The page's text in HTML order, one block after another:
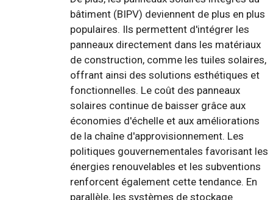
bâtiment (BIPV) deviennent de plus en plus
populaires. Ils permettent d'intégrer les
panneaux directement dans les matériaux
de construction, comme les tuiles solaires,
offrant ainsi des solutions esthétiques et
fonctionnelles. Le coût des panneaux
solaires continue de baisser grâce aux
économies d'échelle et aux améliorations
de la chaîne d'approvisionnement. Les
politiques gouvernementales favorisant les
énergies renouvelables et les subventions
renforcent également cette tendance. En
parallèle, les systèmes de stockage